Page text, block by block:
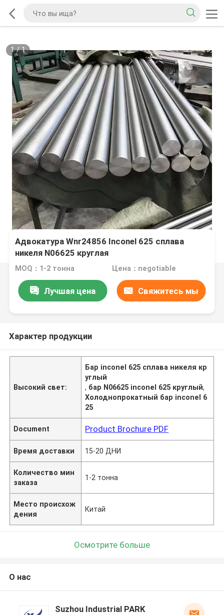
1/1
Адвокатура Wnr24856 Inconel 625 сплава
никеля N06625 круглая
MOQ：1-2 тонна Цена：negotiable
Лучшая цена Свяжитесь мы
Характер продукции
Высокий свет:
Бар inconel 625 сплава никеля кр
углый
, бар N06625 inconel 625 круглый,
Холоднопрокатный бар inconel 6
25
Document Product Brochure PDF
Время доставки 15-20 ДНИ
Количество мин
заказа
1-2 тонна
Место происхож
дения
Китай
Осмотрите больше
О нас
Suzhou Industrial PARK